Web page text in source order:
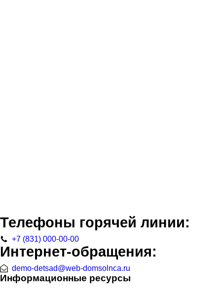
Телефоны горячей линии:
+7 (831) 000-00-00
Интернет-обращения:
demo-detsad@web-domsolnca.ru
Информационные ресурсы